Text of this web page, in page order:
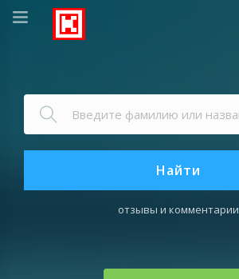
Найти
отзывы и комментарии